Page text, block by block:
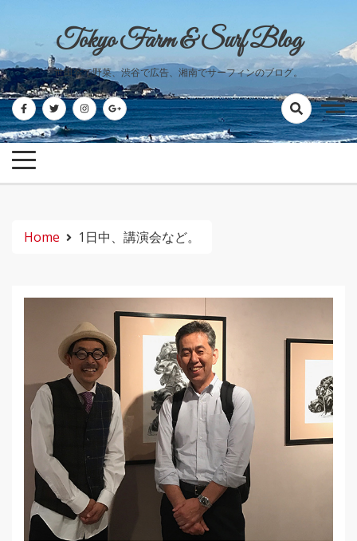
content
Tokyo Farm & Surf Blog
世田谷で野菜、渋谷で広告、湘南でサーフィンのブログ。
Home 1日中、講演会など。